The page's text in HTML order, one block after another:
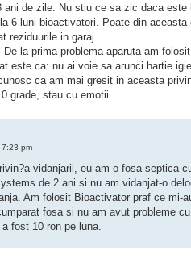
de zile. Nu stiu ce sa zic daca este
6 luni bioactivatori. Poate din aceasta
reziduurile in garaj.
la prima problema aparuta am folosit
este ca: nu ai voie sa arunci hartie
ca am mai gresit in aceasta
grade, stau cu emotii.
pm
vidanjarii, eu am o fosa septica
de 2 ani si nu am vidanjat-o
Am folosit Bioactivator praf ce mi-
fosa si nu am avut probleme cu
fost 10 ron pe luna.